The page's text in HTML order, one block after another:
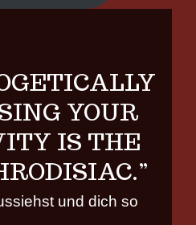
YOUR
IS THE
und dich so